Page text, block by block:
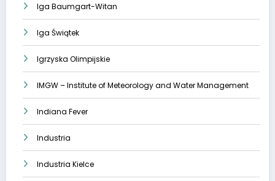
Iga Baumgart-Witan
Iga Świątek
Igrzyska Olimpijskie
IMGW – Institute of Meteorology and Water Management
Indiana Fever
Industria
Industria Kielce